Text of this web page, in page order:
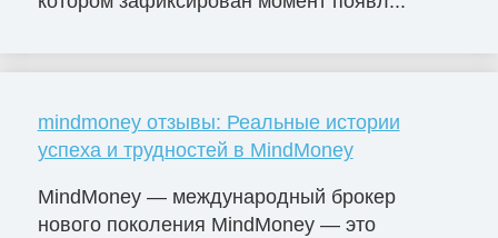
mindmoney отзывы: Реальные истории
успеха и трудностей в MindMoney
MindMoney — международный брокер
нового поколения MindMoney — это